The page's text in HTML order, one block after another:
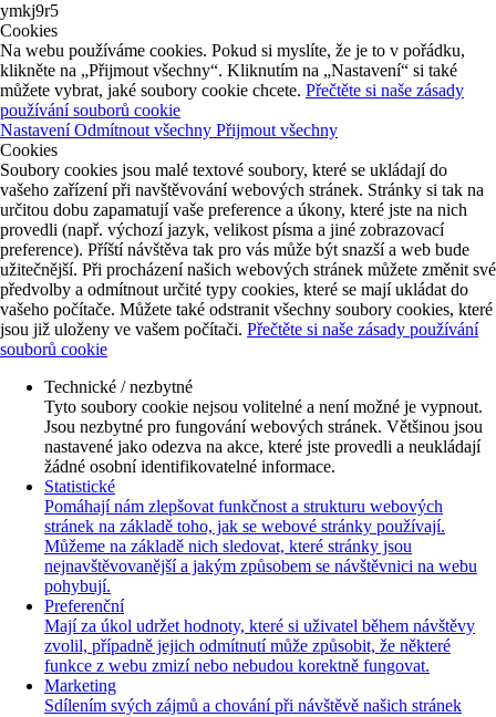
ymkj9r5
Cookies
Na webu používáme cookies. Pokud si myslíte, že je to v pořádku,
klikněte na „Přijmout všechny“. Kliknutím na „Nastavení“ si také
můžete vybrat, jaké soubory cookie chcete. Přečtěte si naše zásady
používání souborů cookie
NastaveníOdmítnout všechny Přijmout všechny
Cookies
Soubory cookies jsou malé textové soubory, které se ukládají do
vašeho zařízení při navštěvování webových stránek. Stránky si tak na
určitou dobu zapamatují vaše preference a úkony, které jste na nich
provedli (např. výchozí jazyk, velikost písma a jiné zobrazovací
preference). Příští návštěva tak pro vás může být snazší a web bude
užitečnější. Při procházení našich webových stránek můžete změnit své
předvolby a odmítnout určité typy cookies, které se mají ukládat do
vašeho počítače. Můžete také odstranit všechny soubory cookies, které
jsou již uloženy ve vašem počítači. Přečtěte si naše zásady používání
souborů cookie
Technické / nezbytné
Tyto soubory cookie nejsou volitelné a není možné je vypnout.
Jsou nezbytné pro fungování webových stránek. Většinou jsou
nastavené jako odezva na akce, které jste provedli a neukládají
žádné osobní identifikovatelné informace.
Statistické
Pomáhají nám zlepšovat funkčnost a strukturu webových
stránek na základě toho, jak se webové stránky používají.
Můžeme na základě nich sledovat, které stránky jsou
nejnavštěvovanější a jakým způsobem se návštěvnici na webu
pohybují.
Preferenční
Mají za úkol udržet hodnoty, které si uživatel během návštěvy
zvolil, případně jejich odmítnutí může způsobit, že některé
funkce z webu zmizí nebo nebudou korektně fungovat.
Marketing
Sdílením svých zájmů a chování při návštěvě našich stránek